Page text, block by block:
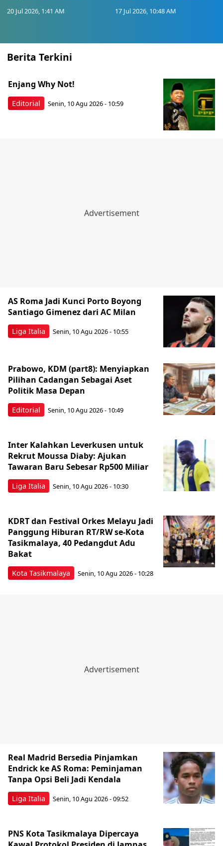
20 Jul 2026, 1:41 AM 17 Jul 2026, 10:48 AM
Berita Terkini
Editorial
Enjang Why Not!
Senin, 10 Agu 2026 - 10:59
Liga Italia
AS Roma Jadi Kunci Porto Boyong
Santiago Gimenez dari AC Milan
Senin, 10 Agu 2026 - 10:55
Editorial
Prabowo, KDM (part8): Menyiapkan
Pilihan Cadangan Sebagai Aset
Politik Masa Depan
Senin, 10 Agu 2026 - 10:49
Liga Italia
Inter Kalahkan Leverkusen untuk
Rekrut Moussa Diaby: Ajukan
Tawaran Baru Sebesar Rp500 Miliar
Senin, 10 Agu 2026 - 10:30
Kota Tasikmalaya
KDRT dan Festival Orkes Melayu Jadi
Panggung Hiburan RT/RW se-Kota
Tasikmalaya, 40 Pedangdut Adu
Bakat
Senin, 10 Agu 2026 - 10:28
Liga Italia
Real Madrid Bersedia Pinjamkan
Endrick ke AS Roma: Peminjaman
Tanpa Opsi Beli Jadi Kendala
Senin, 10 Agu 2026 - 09:52
PNS Kota Tasikmalaya Dipercaya